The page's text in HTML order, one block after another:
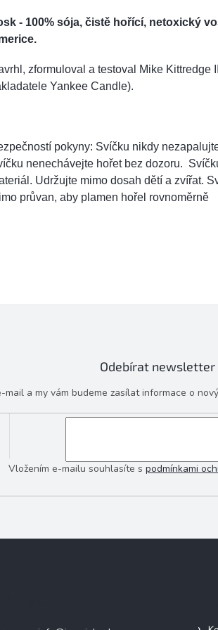
- 100% sója, čistě hořící, netoxický
zformuloval a testoval Mike Kittredge
Yankee Candle).
pokyny: Svíčku nikdy
nenechávejte hořet bez dozoru.
Udržujte mimo dosah dětí a zvířat.
průvan, aby plamen hořel rovnoměrně
Odebírat newsletter
mail a my vám budeme zasílat informace o
Vložením e-mailu souhlasíte s podmínkami